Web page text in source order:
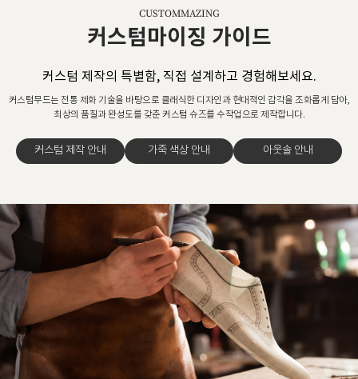
CUSTOMMAZING
커스텀마이징 가이드
커스텀 제작의 특별함, 직접 설계하고 경험해보세요.
커스텀무드는 전통 제화 기술을 바탕으로 클래식한 디자인과 현대적인 감각을 조화롭게 담아,
최상의 품질과 완성도를 갖춘 커스텀 슈즈를 수작업으로 제작합니다.
커스텀 제작 안내 가죽 색상 안내 아웃솔 안내